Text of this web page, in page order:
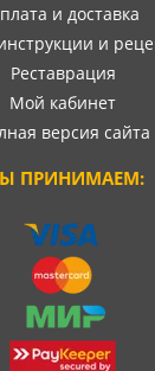
и доставка
и
Реставрация
Мой кабинет
версия сайта
ПРИНИМАЕМ: